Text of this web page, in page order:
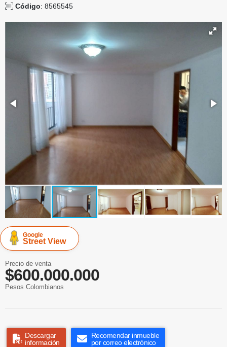
Código: 8565545
Google
Street View
Precio de venta
$600.000.000
Pesos Colombianos
Descargar
información
Recomendar inmueble
por correo electrónico